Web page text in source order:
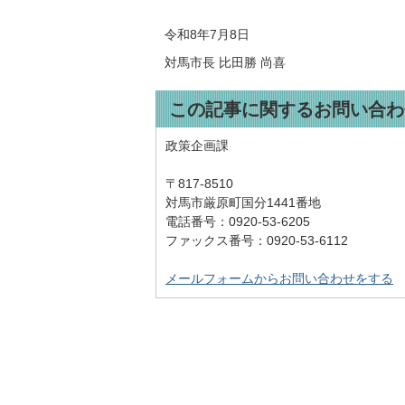
令和8年7月8日
対馬市長 比田勝 尚喜
この記事に関するお問い合
政策企画課
〒817-8510
対馬市厳原町国分1441番地
電話番号：0920-53-6205
ファックス番号：0920-53-6112
メールフォームからお問い合わせをする